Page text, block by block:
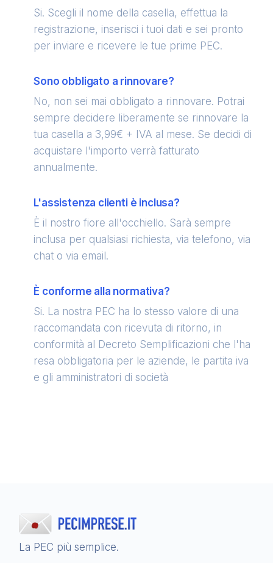
Si. Scegli il nome della casella, effettua la
registrazione, inserisci i tuoi dati e sei pronto
per inviare e ricevere le tue prime PEC.
Sono obbligato a rinnovare?
No, non sei mai obbligato a rinnovare. Potrai
sempre decidere liberamente se rinnovare la
tua casella a 3,99€ + IVA al mese. Se decidi di
acquistare l'importo verrà fatturato
annualmente.
L'assistenza clienti è inclusa?
È il nostro fiore all'occhiello. Sarà sempre
inclusa per qualsiasi richiesta, via telefono, via
chat o via email.
È conforme alla normativa?
Si. La nostra PEC ha lo stesso valore di una
raccomandata con ricevuta di ritorno, in
conformità al Decreto Semplificazioni che l'ha
resa obbligatoria per le aziende, le partita iva
e gli amministratori di società
La PEC più semplice.